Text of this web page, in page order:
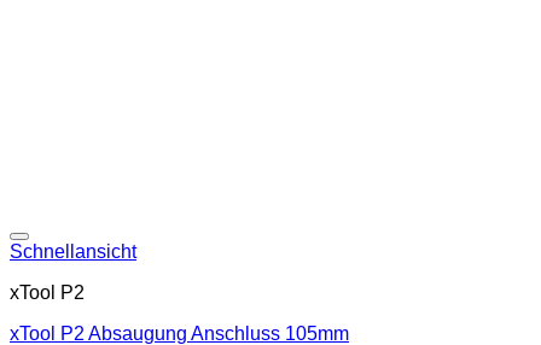
Schnellansicht
xTool P2
xTool P2 Absaugung Anschluss 105mm